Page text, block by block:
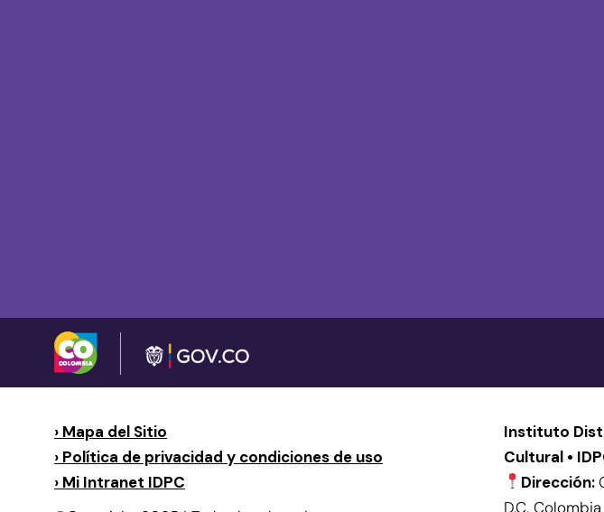
› Mapa del Sitio
› Política de privacidad y condiciones de uso
› Mi Intranet IDPC
Instituto
Cultural •
Dirección:
D.C, Colombia